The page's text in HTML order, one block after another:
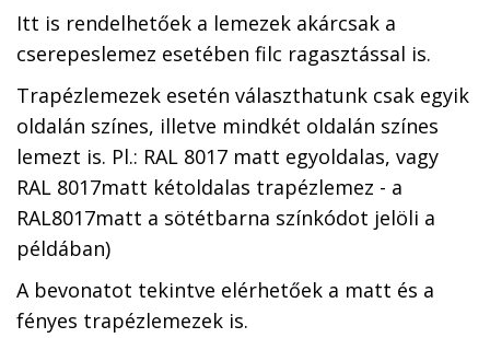
Itt is rendelhetőek a lemezek akárcsak a
cserepeslemez esetében filc ragasztással is.
Trapézlemezek esetén választhatunk csak egyik
oldalán színes, illetve mindkét oldalán színes
lemezt is. Pl.: RAL 8017 matt egyoldalas, vagy
RAL 8017matt kétoldalas trapézlemez - a
RAL8017matt a sötétbarna színkódot jelöli a
példában)
A bevonatot tekintve elérhetőek a matt és a
fényes trapézlemezek is.